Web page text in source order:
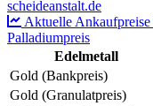
scheideanstalt.de
Aktuelle Ankaufpreise
Palladiumpreis
Edelmetall
Gold (Bankpreis)
Gold (Granulatpreis)